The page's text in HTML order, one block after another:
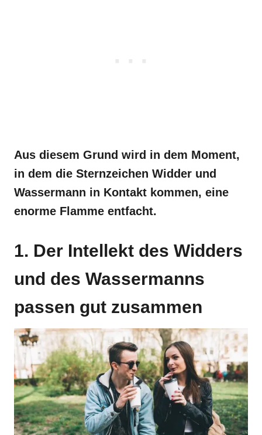
Aus diesem Grund wird in dem Moment,
in dem die Sternzeichen Widder und
Wassermann in Kontakt kommen, eine
enorme Flamme entfacht.
1. Der Intellekt des Widders
und des Wassermanns
passen gut zusammen